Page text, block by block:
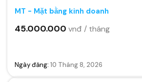
MT - Mặt bằng kinh doanh
45.000.000 vnđ / tháng
Ngày đăng: 10 Tháng 8, 2026